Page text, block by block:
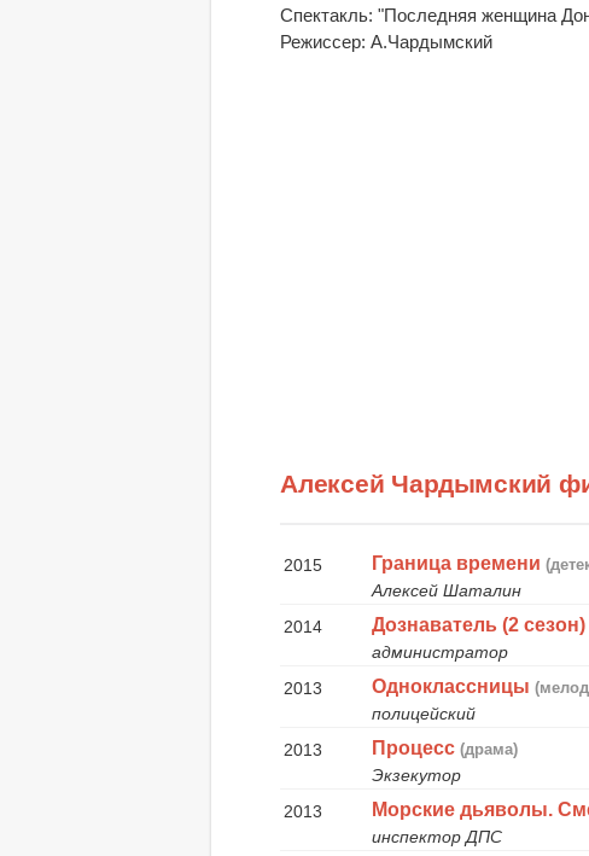
Спектакль: "Последняя женщина
Режиссер: А.Чардымский
Алексей Чардымский
2015 Граница времени
Алексей Шаталин
2014
Дознаватель (2 сезон)
администратор
2013
Одноклассницы
полицейский
2013
Процесс (драма)
Экзекутор
2013
Морские дьяволы.
инспектор ДПС